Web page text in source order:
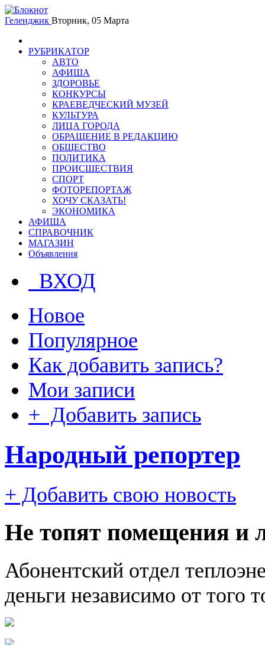
Геленджик Вторник, 05 Марта
РУБРИКАТОР
АВТО
АФИША
ЗДОРОВЬЕ
КОНКУРСЫ
КРАЕВЕДЧЕСКИЙ МУЗЕЙ
КУЛЬТУРА
ЛИЦА ГОРОДА
ОБРАЩЕНИЕ В РЕДАКЦИЮ
ОБЩЕСТВО
ПОЛИТИКА
ПРОИСШЕСТВИЯ
СПОРТ
ФОТОРЕПОРТАЖ
ХОЧУ СКАЗАТЬ!
ЭКОНОМИКА
АФИША
СПРАВОЧНИК
МАГАЗИН
Объявления
ВХОД
Новое
Популярное
Как добавить запись?
Мои записи
+ Добавить запись
Народный репортер
+ Добавить свою новость
Не топят помещения и
Абонентский отдел
деньги независимо от того